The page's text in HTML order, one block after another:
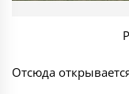
Отсюда